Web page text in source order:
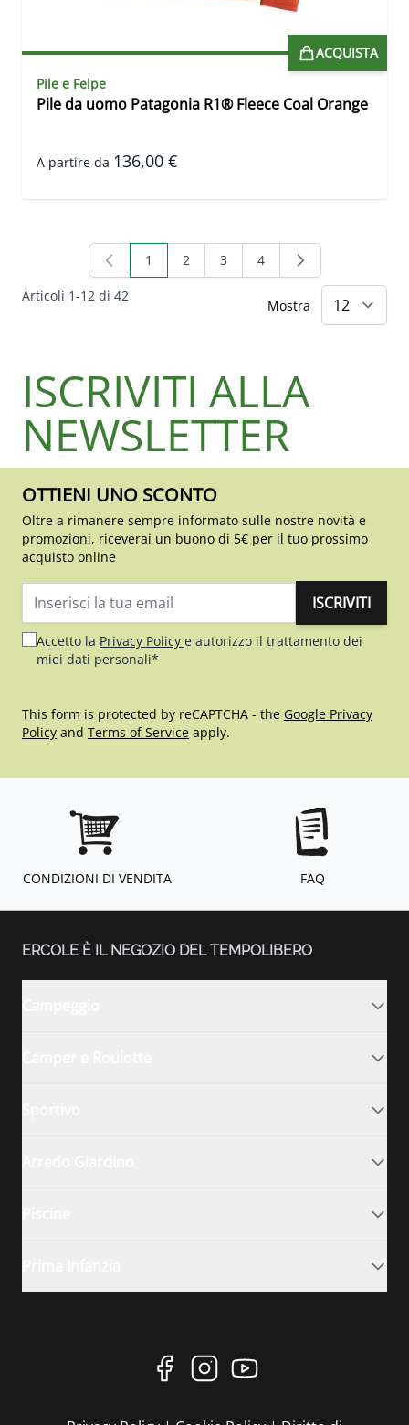
ACQUISTA
Pile e Felpe
Pile da uomo Patagonia R1® Fleece Coal Orange
A partire da 136,00 €
Articoli 1-12 di 42
Attualmente stai leggendo la pagina
1 Pagina
2 Pagina
3 Pagina
4
Mostra
ISCRIVITI ALLA
NEWSLETTER
OTTIENI UNO SCONTO
Oltre a rimanere sempre informato sulle nostre novità e
promozioni, riceverai un buono di 5€ per il tuo prossimo
acquisto online
ISCRIVITI
Accetto la Privacy Policy e autorizzo il trattamento dei
miei dati personali*
This form is protected by reCAPTCHA - the Google Privacy
Policy and Terms of Service apply.
CONDIZIONI DI VENDITA FAQ
ERCOLE È IL NEGOZIO DEL TEMPOLIBERO